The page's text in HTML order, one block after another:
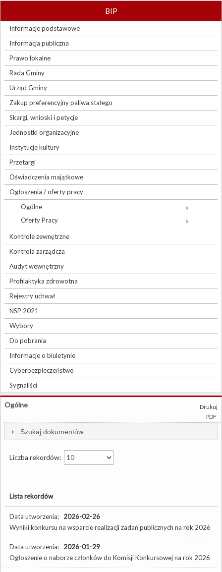
BIP
Informacje podstawowe
Informacja publiczna
Prawo lokalne
Rada Gminy
Urząd Gminy
Zakup preferencyjny paliwa stałego
Skargi, wnioski i petycje
Jednostki organizacyjne
Instytucje kultury
Przetargi
Oświadczenia majątkowe
Ogłoszenia / oferty pracy
Ogólne
Oferty Pracy
Kontrole zewnętrzne
Kontrola zarządcza
Audyt wewnętrzny
Profilaktyka zdrowotna
Rejestry uchwał
NSP 2021
Wybory
Do pobrania
Informacje o biuletynie
Cyberbezpieczeństwo
Sygnaliści
Drukuj
PDF
Ogólne
Szukaj dokumentów:
Liczba rekordów:
Lista rekordów
Data utworzenia: 2026-02-26
Wyniki konkursu na wsparcie realizacji zadań publicznych na rok 2026
Data utworzenia: 2026-01-29
Ogłoszenie o naborze członków do Komisji Konkursowej na rok 2026